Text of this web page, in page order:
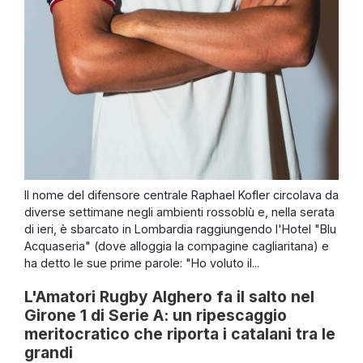
Il nome del difensore centrale Raphael Kofler circolava da
diverse settimane negli ambienti rossoblù e, nella serata
di ieri, è sbarcato in Lombardia raggiungendo l'Hotel "Blu
Acquaseria" (dove alloggia la compagine cagliaritana) e
ha detto le sue prime parole: "Ho voluto il...
L'Amatori Rugby Alghero fa il salto nel
Girone 1 di Serie A: un ripescaggio
meritocratico che riporta i catalani tra le
grandi